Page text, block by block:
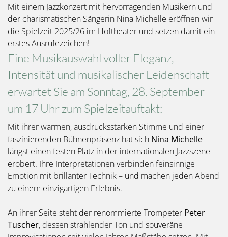
Mit einem Jazzkonzert mit hervorragenden Musikern und
der charismatischen Sängerin Nina Michelle eröffnen wir
die Spielzeit 2025/26 im Hoftheater und setzen damit ein
erstes Ausrufezeichen!
Eine Musikauswahl voller Eleganz,
Intensität und musikalischer Leidenschaft
erwartet Sie am Sonntag, 28. September
um 17 Uhr zum Spielzeitauftakt:
Mit ihrer warmen, ausdrucksstarken Stimme und einer
faszinierenden Bühnenpräsenz hat sich Nina Michelle
längst einen festen Platz in der internationalen Jazzszene
erobert. Ihre Interpretationen verbinden feinsinnige
Emotion mit brillanter Technik – und machen jeden Abend
zu einem einzigartigen Erlebnis.
An ihrer Seite steht der renommierte Trompeter Peter
Tuscher, dessen strahlender Ton und souveräne